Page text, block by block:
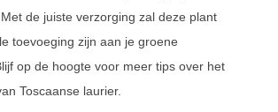
de juiste verzorging zal deze plant
toevoeging zijn aan je groene
op de hoogte voor meer tips over het
Toscaanse laurier.